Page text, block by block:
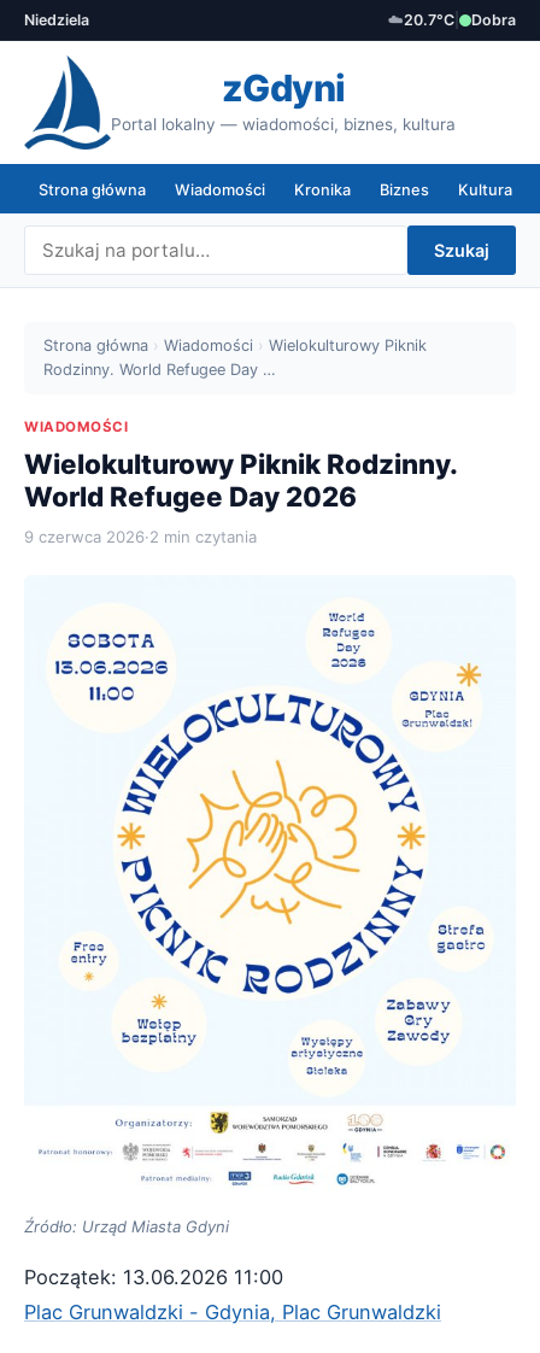
Niedziela ☁️20.7°C Dobra
zGdyni
Portal lokalny — wiadomości, biznes, kultura
Strona główna Wiadomości Kronika Biznes Kultura
Szukaj
Strona główna › Wiadomości › Wielokulturowy Piknik
Rodzinny. World Refugee Day …
WIADOMOŚCI
Wielokulturowy Piknik Rodzinny.
World Refugee Day 2026
9 czerwca 2026·2 min czytania
Źródło: Urząd Miasta Gdyni
Początek: 13.06.2026 11:00
Plac Grunwaldzki - Gdynia, Plac Grunwaldzki